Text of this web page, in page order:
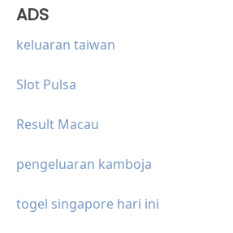
ADS
keluaran taiwan
Slot Pulsa
Result Macau
pengeluaran kamboja
togel singapore hari ini